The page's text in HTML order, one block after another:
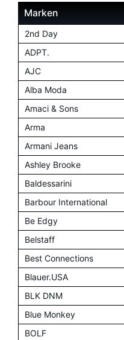
Marken
2nd Day
ADPT.
AJC
Alba Moda
Amaci & Sons
Arma
Armani Jeans
Ashley Brooke
Baldessarini
Barbour International
Be Edgy
Belstaff
Best Connections
Blauer.USA
BLK DNM
Blue Monkey
BOLF